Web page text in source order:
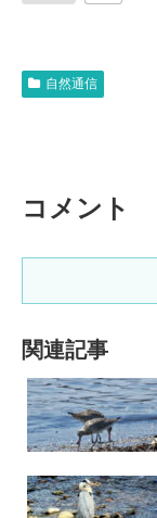
自然通信
コメント
関連記事